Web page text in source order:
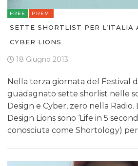
FREE PREMI
SETTE SHORTLIST PER L’ITALIA
CYBER LIONS
18 Giugno 2013
Nella terza giornata del Festival
guadagnato sette shorlist nelle
Design e Cyber, zero nella Radio.
Design Lions sono ‘Life in 5
conosciuta come Shortology)